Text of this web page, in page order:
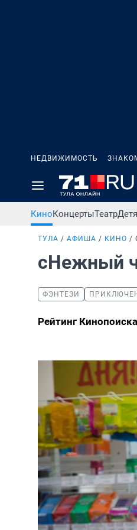
НЕДВИЖИМОСТЬ
КиноКонцертыТеатр
ТУЛА АФИША КИНО
сНежный
ФЭНТЕЗИ
Рейтинг